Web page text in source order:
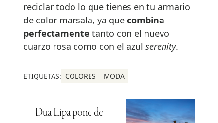
reciclar todo lo que tienes en tu armario
de color marsala, ya que combina
perfectamente tanto con el nuevo
cuarzo rosa como con el azul serenity.
ETIQUETAS: COLORES MODA
Dua Lipa pone de